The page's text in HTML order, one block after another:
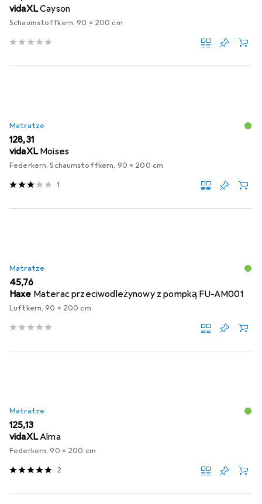
vidaXLCayson
Schaumstoffkern, 90 x 200 cm
Matratze
EUR
128,31
vidaXL Moises
Federkern, Schaumstoffkern, 90 x 200 cm
1
Matratze
EUR
45,76
Haxe Materac przeciwodleżynowy z pompką FU-AM001
Luftkern, 90 x 200 cm
Matratze
EUR
125,13
vidaXLAlma
Federkern, 90 x 200 cm
2